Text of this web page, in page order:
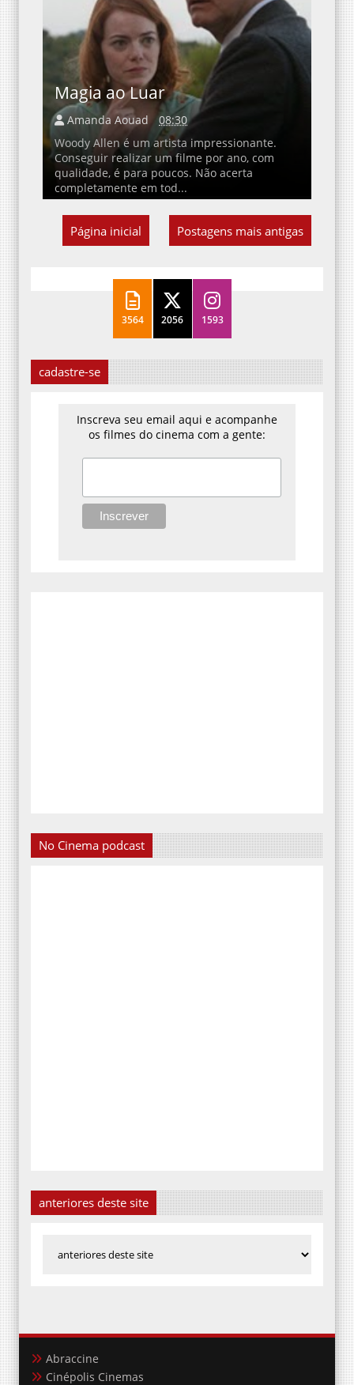
Magia ao Luar
Amanda Aouad
08:30
Woody Allen é um artista impressionante.
Conseguir realizar um filme por ano, com
qualidade, é para poucos. Não acerta
completamente em tod...
Postagens mais antigas
Página inicial
3564 2056 1593
cadastre-se
Inscreva seu email aqui e acompanhe
os filmes do cinema com a gente:
No Cinema podcast
anteriores deste site
Abraccine
Cinépolis Cinemas